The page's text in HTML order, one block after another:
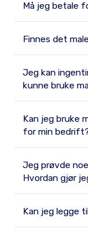
Må jeg betale
Finnes det
Jeg kan
kunne bruke
Kan jeg bruke
for min
Jeg prøvde
Hvordan gjør
Kan jeg legge